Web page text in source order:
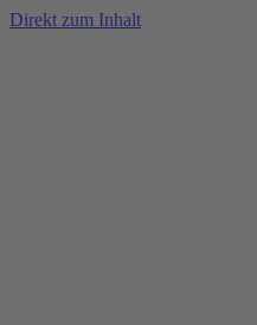
Direkt zum Inhalt